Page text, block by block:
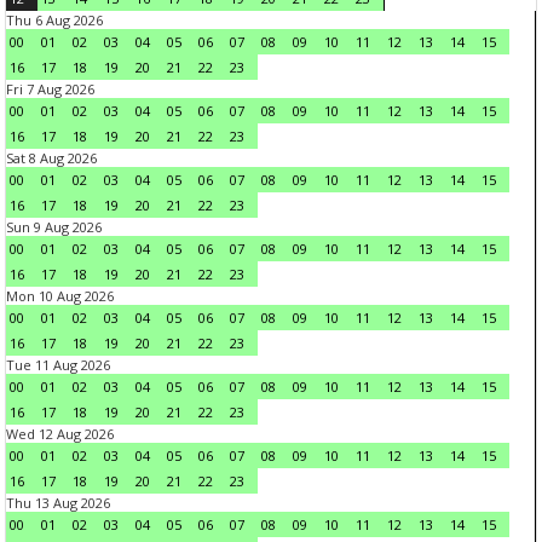
Thu 6 Aug 2026
00
01 02 03 04 05 06 07 08 09 10 11 12 13 14
15
16
17 18 19 20 21 22
23
Fri 7 Aug 2026
00
01 02 03 04 05 06 07 08 09 10 11 12 13 14
15
16
17 18 19 20 21 22
23
Sat 8 Aug 2026
00
01 02 03 04 05 06 07 08 09 10 11 12 13 14
15
16
17 18 19 20 21 22
23
Sun 9 Aug 2026
00
01 02 03 04 05 06 07 08 09 10 11 12 13 14
15
16
17 18 19 20 21 22
23
Mon 10 Aug 2026
00
01 02 03 04 05 06 07 08 09 10 11 12 13 14
15
16
17 18 19 20 21 22
23
Tue 11 Aug 2026
00
01 02 03 04 05 06 07 08 09 10 11 12 13 14
15
16
17 18 19 20 21 22
23
Wed 12 Aug 2026
00
01 02 03 04 05 06 07 08 09 10 11 12 13 14
15
16
17 18 19 20 21 22
23
Thu 13 Aug 2026
00
01 02 03 04 05 06 07 08 09 10 11 12 13 14
15